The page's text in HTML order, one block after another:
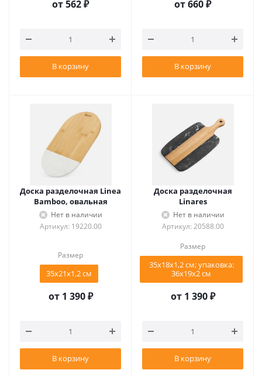
от562 ₽
В корзину
от660 ₽
В корзину
Доска разделочная Linea
Bamboo, овальная
Нет в наличии
Артикул: 19220.00
Размер
35х21х1,2 см
от 1 390 ₽
В корзину
Доска разделочная
Linares
Нет в наличии
Артикул: 20588.00
Размер
35х18х1,2 см; упаковка:
36х19х2 см
от 1 390 ₽
В корзину